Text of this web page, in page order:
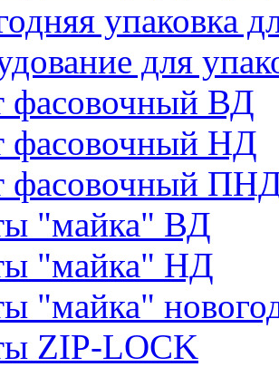
упаковка
для
фасовочный ВД
фасовочный НД
фасовочный
"майка" ВД
"майка" НД
"майка"
ZIP-LOCK